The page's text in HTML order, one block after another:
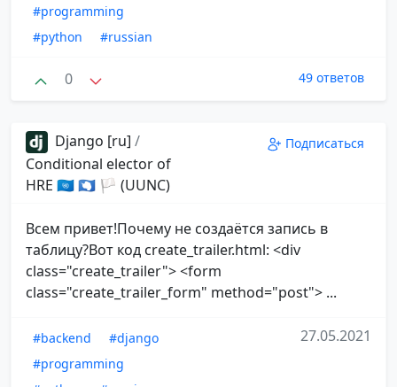
#programming
#python
#russian
0 49 ответов
Django [ru] /
Conditional elector of
HRE 🇺🇳 🇦🇶 🏳 (UUNC)
Подписаться
Всем привет!Почему не создаётся запись в
таблицу?Вот код create_trailer.html: <div
class="create_trailer"> <form
class="create_trailer_form" method="post"> ...
#backend
#django
#programming
27.05.2021